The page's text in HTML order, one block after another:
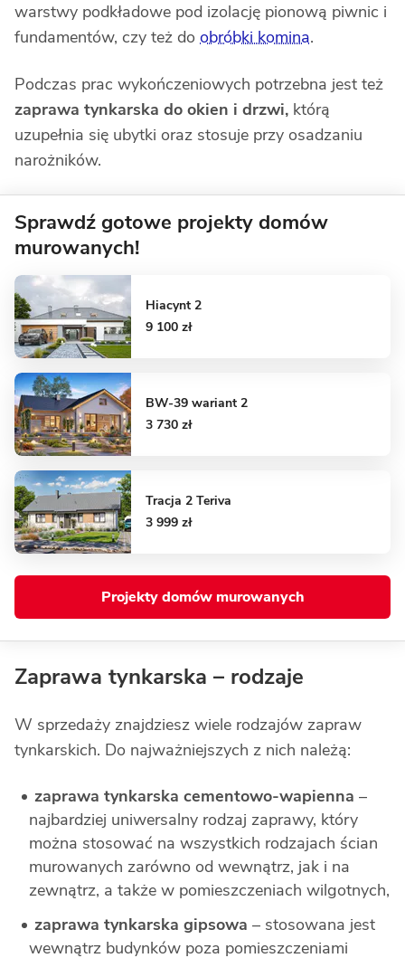
warstwy podkładowe pod izolację pionową piwnic i
fundamentów, czy też do obróbki komina.
Podczas prac wykończeniowych potrzebna jest też
zaprawa tynkarska do okien i drzwi, którą
uzupełnia się ubytki oraz stosuje przy osadzaniu
narożników.
Sprawdź gotowe projekty domów
murowanych!
Hiacynt 2
9 100 zł
BW-39 wariant 2
3 730 zł
Tracja 2 Teriva
3 999 zł
Projekty domów murowanych
Zaprawa tynkarska – rodzaje
W sprzedaży znajdziesz wiele rodzajów zapraw
tynkarskich. Do najważniejszych z nich należą:
zaprawa tynkarska cementowo-wapienna –
najbardziej uniwersalny rodzaj zaprawy, który
można stosować na wszystkich rodzajach ścian
murowanych zarówno od wewnątrz, jak i na
zewnątrz, a także w pomieszczeniach wilgotnych,
zaprawa tynkarska gipsowa – stosowana jest
wewnątrz budynków poza pomieszczeniami